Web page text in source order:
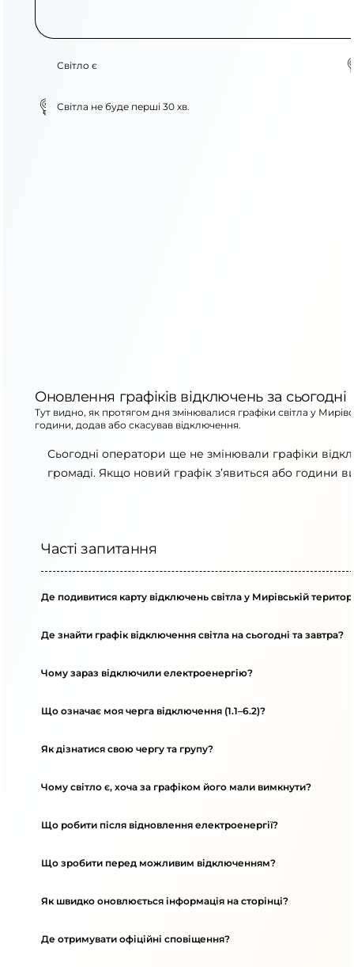
Світло є
Світла не буде перші 30 хв.
Оновлення графіків відключень за сьогодні
Тут видно, як протягом дня змінювалися графіки світла у
години, додав або скасував відключення.
Сьогодні оператори ще не змінювали графіки
громаді. Якщо новий графік з’явиться або години
Часті запитання
Де подивитися карту відключень світла у Мирівській
Де знайти графік відключення світла на сьогодні та завтра?
Чому зараз відключили електроенергію?
Що означає моя черга відключення (1.1–6.2)?
Як дізнатися свою чергу та групу?
Чому світло є, хоча за графіком його мали вимкнути?
Що робити після відновлення електроенергії?
Що зробити перед можливим відключенням?
Як швидко оновлюється інформація на сторінці?
Де отримувати офіційні сповіщення?